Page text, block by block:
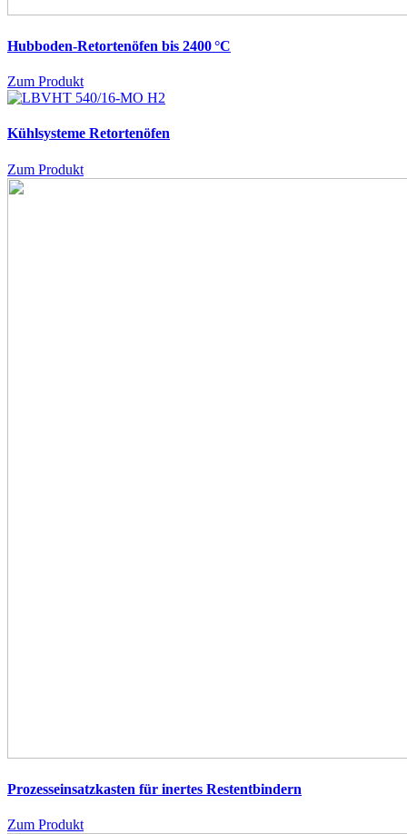
Hubboden-Retortenöfen bis 2400 °C
Zum Produkt
Kühlsysteme Retortenöfen
Zum Produkt
Prozesseinsatzkasten für inertes Restentbindern
Zum Produkt